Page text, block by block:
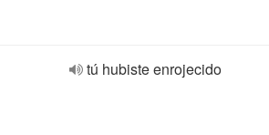
tú hubiste enrojecido